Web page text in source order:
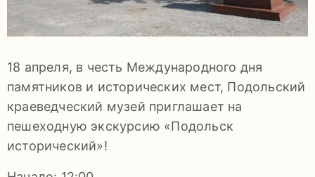
55-
92-
34
pdls_mukpmuzey@mosreg.ru
18 апреля, в честь Международного дня
памятников и исторических мест, Подольский
краеведческий музей приглашает на
пешеходную экскурсию «Подольск
исторический»!